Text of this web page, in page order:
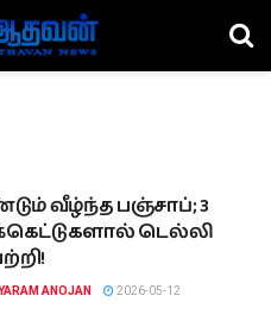
வீழ்ந்த பஞ்சாப்; 3
டெல்லி
ANOJAN 2026-05-12